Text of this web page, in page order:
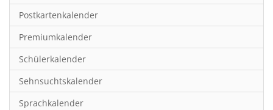
Humor & Cartoon
Inspiration & Entspannung
Inspiration & Spiritualität
Kinderkalender
Kunst
Postkartenkalender
Premiumkalender
Schülerkalender
Sehnsuchtskalender
Sprachkalender